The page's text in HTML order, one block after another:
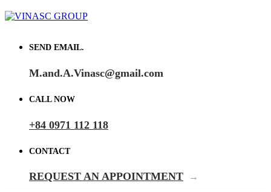
SEND EMAIL.
M.and.A.Vinasc@gmail.com
CALL NOW
+84 0971 112 118
CONTACT
REQUEST AN APPOINTMENT →